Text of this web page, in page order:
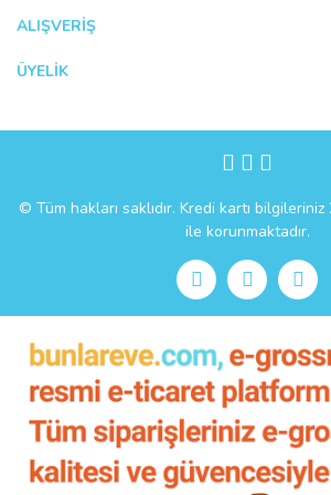
ALIŞVERİŞ
ÜYELİK
© Tüm hakları saklıdır. Kredi kartı
ile korunmaktadır.